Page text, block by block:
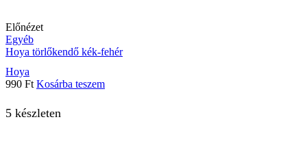
Előnézet
Egyéb
Hoya törlőkendő kék-fehér
Hoya
990 Ft Kosárba teszem
5 készleten